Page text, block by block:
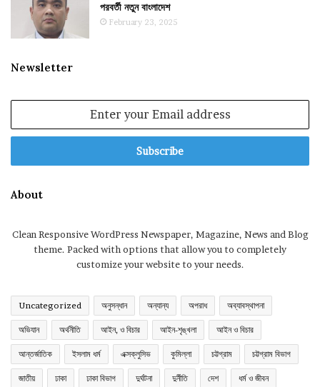
পরবর্তী নতুন বাংলাদেশ
February 23, 2025
Newsletter
Email
About
Clean Responsive WordPress Newspaper, Magazine, News and Blog
theme. Packed with options that allow you to completely
customize your website to your needs.
Uncategorized অনুসন্ধান অন্যান্য অপরাধ অব্যাবস্থাপনা
অভিযান অর্থনীতি আইন, ও বিচার আইন-শৃঙ্খলা আইন ও বিচার
আন্তর্জাতিক ইসলাম ধর্ম এক্সক্লুসিভ কুমিল্লা চট্টগ্রাম চট্টগ্রাম বিভাগ
জাতীয় ঢাকা ঢাকা বিভাগ দুর্ঘটনা দুর্নীতি দেশ ধর্ম ও জীবন